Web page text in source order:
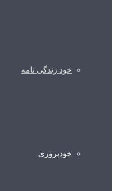
خود زندگی نامه
خودپروری